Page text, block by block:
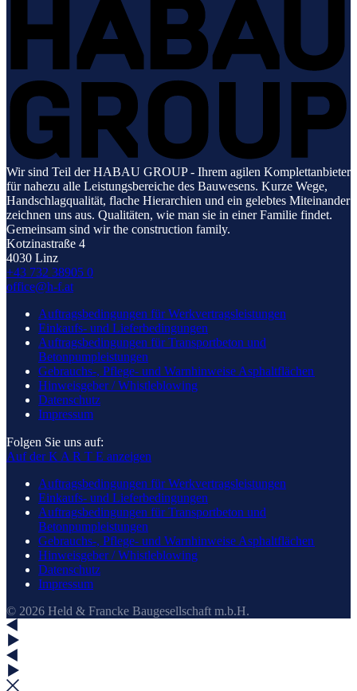
Wir sind Teil der HABAU GROUP - Ihrem agilen Komplettanbieter
für nahezu alle Leistungsbereiche des Bauwesens. Kurze Wege,
Handschlagqualität, flache Hierarchien und ein gelebtes Miteinander
zeichnen uns aus. Qualitäten, wie man sie in einer Familie findet.
Gemeinsam sind wir the construction family.
Kotzinastraße 4
4030 Linz
+43 732 38905 0
office@h-f.at
Auftragsbedingungen für Werkvertragsleistungen
Einkaufs- und Lieferbedingungen
Auftragsbedingungen für Transportbeton und
Betonpumpleistungen
Gebrauchs-, Pflege- und Warnhinweise Asphaltflächen
Hinweisgeber / Whistleblowing
Datenschutz
Impressum
Folgen Sie uns auf:
Auf der K A R T E anzeigen
Auftragsbedingungen für Werkvertragsleistungen
Einkaufs- und Lieferbedingungen
Auftragsbedingungen für Transportbeton und
Betonpumpleistungen
Gebrauchs-, Pflege- und Warnhinweise Asphaltflächen
Hinweisgeber / Whistleblowing
Datenschutz
Impressum
© 2026 Held & Francke Baugesellschaft m.b.H.